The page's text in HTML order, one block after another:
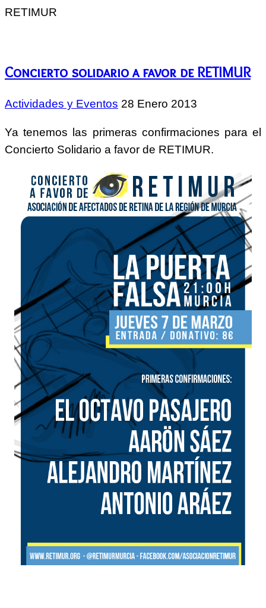
RETIMUR
Concierto solidario a favor de RETIMUR
Actividades y Eventos 28 Enero 2013
Ya tenemos las primeras confirmaciones para el
Concierto Solidario a favor de RETIMUR.